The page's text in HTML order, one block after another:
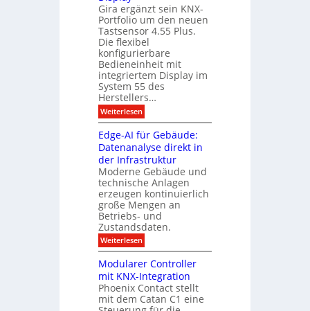
i
t
A
n
s
a
u
g
r
a
u
c
h
m
e
l
d
e
r
n
e
s
A
u
s
b
i
l
d
u
n
g
s
z
e
n
t
r
u
m
e
i
t
s
e
x
p
o
M
ü
n
c
h
e
n
2
0
2
6
g
e
h
t
e
r
f
o
l
g
r
e
Gira ergänzt sein KNX-
Portfolio um den neuen
Tastsensor 4.55 Plus.
Die flexibel
konfigurierbare
Bedieneinheit mit
integriertem Display im
System 55 des
Herstellers…
Weiterlesen:
S
m
a
r
t
e
T
a
s
t
s
e
n
o
r
m
i
t
Edge-AI für Gebäude:
Datenanalyse direkt in
der Infrastruktur
Moderne Gebäude und
technische Anlagen
erzeugen kontinuierlich
große Mengen an
Betriebs- und
Zustandsdaten.
Weiterlesen:
E
g
e
-
A
I
Modularer Controller
mit KNX-Integration
Phoenix Contact stellt
mit dem Catan C1 eine